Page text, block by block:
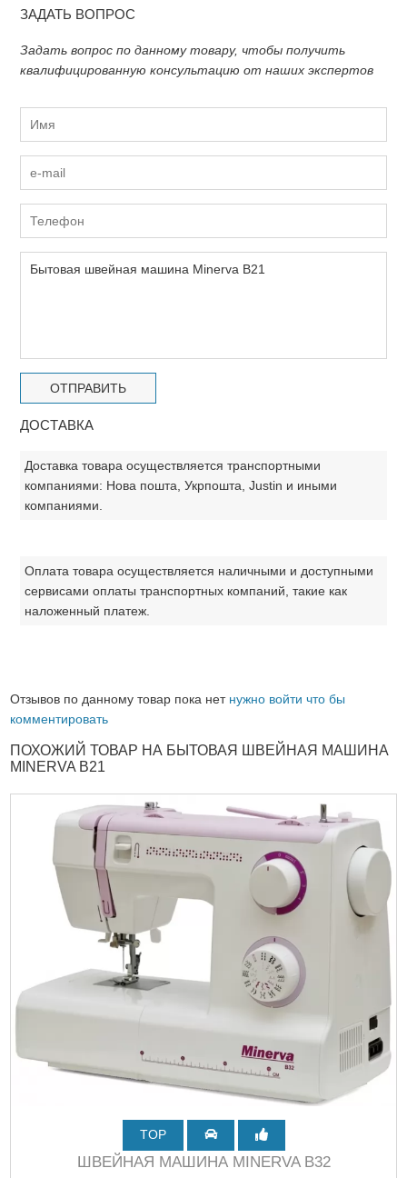
ЗАДАТЬ ВОПРОС
Задать вопрос по данному товару, чтобы получить
квалифицированную консультацию от наших экспертов
ДОСТАВКА
Доставка товара осуществляется транспортными
компаниями: Нова пошта, Укрпошта, Justin и иными
компаниями.
Оплата товара осуществляется наличными и доступными
сервисами оплаты транспортных компаний, такие как
наложенный платеж.
Отзывов по данному товар пока нет нужно войти что бы
комментировать
ПОХОЖИЙ ТОВАР НА БЫТОВАЯ ШВЕЙНАЯ МАШИНА
MINERVA B21
TOP
ШВЕЙНАЯ МАШИНА MINERVA B32